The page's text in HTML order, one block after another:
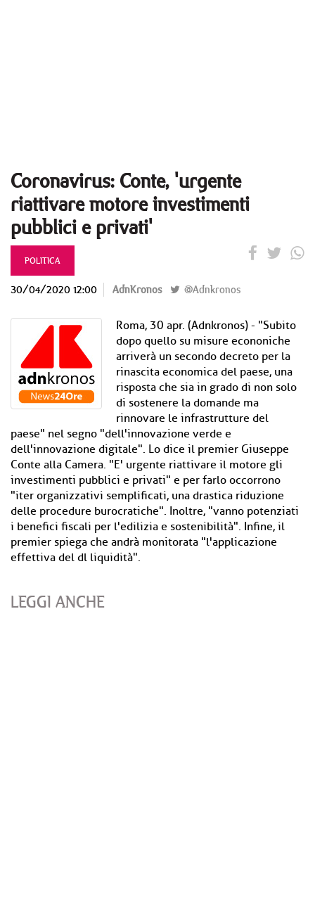
Coronavirus: Conte, 'urgente
riattivare motore investimenti
pubblici e privati'
POLITICA
30/04/2020 12:00 AdnKronos @Adnkronos
Roma, 30 apr. (Adnkronos) - "Subito
dopo quello su misure econoniche
arriverà un secondo decreto per la
rinascita economica del paese, una
risposta che sia in grado di non solo
di sostenere la domande ma
rinnovare le infrastrutture del
paese" nel segno "dell'innovazione verde e
dell'innovazione digitale". Lo dice il premier Giuseppe
Conte alla Camera. "E' urgente riattivare il motore gli
investimenti pubblici e privati" e per farlo occorrono
"iter organizzativi semplificati, una drastica riduzione
delle procedure burocratiche". Inoltre, "vanno potenziati
i benefici fiscali per l'edilizia e sostenibilità". Infine, il
premier spiega che andrà monitorata "l'applicazione
effettiva del dl liquidità".
LEGGI ANCHE